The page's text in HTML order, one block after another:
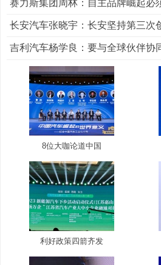
赛力斯集团周林：自主品牌崛起必
长安汽车张晓宇：长安坚持第三次
吉利汽车杨学良：要与全球伙伴协
8位大咖论道中国
利好政策四箭齐发